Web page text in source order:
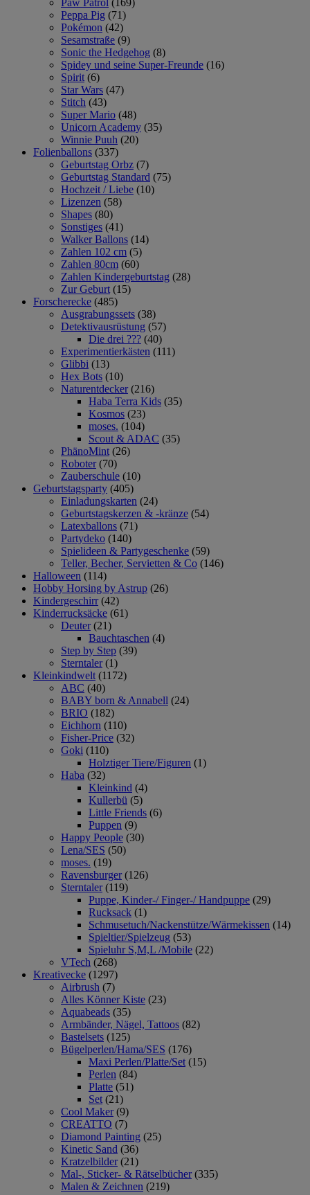
Peppa Pig (71)
Pokémon (42)
Sesamstraße (9)
Sonic the Hedgehog (8)
Spidey und seine Super-Freunde (16)
Spirit (6)
Star Wars (47)
Stitch (43)
Super Mario (48)
Unicorn Academy (35)
Winnie Puuh (20)
Folienballons (337)
Geburtstag Orbz (7)
Geburtstag Standard (75)
Hochzeit / Liebe (10)
Lizenzen (58)
Shapes (80)
Sonstiges (41)
Walker Ballons (14)
Zahlen 102 cm (5)
Zahlen 80cm (60)
Zahlen Kindergeburtstag (28)
Zur Geburt (15)
Forscherecke (485)
Ausgrabungssets (38)
Detektivausrüstung (57)
Die drei ??? (40)
Experimentierkästen (111)
Glibbi (13)
Hex Bots (10)
Naturentdecker (216)
Haba Terra Kids (35)
Kosmos (23)
moses. (104)
Scout & ADAC (35)
PhänoMint (26)
Roboter (70)
Zauberschule (10)
Geburtstagsparty (405)
Einladungskarten (24)
Geburtstagskerzen & -kränze (54)
Latexballons (71)
Partydeko (140)
Spielideen & Partygeschenke (59)
Teller, Becher, Servietten & Co (146)
Halloween (114)
Hobby Horsing by Astrup (26)
Kindergeschirr (42)
Kinderrucksäcke (61)
Deuter (21)
Bauchtaschen (4)
Step by Step (39)
Sterntaler (1)
Kleinkindwelt (1172)
ABC (40)
BABY born & Annabell (24)
BRIO (182)
Eichhorn (110)
Fisher-Price (32)
Goki (110)
Holztiger Tiere/Figuren (1)
Haba (32)
Kleinkind (4)
Kullerbü (5)
Little Friends (6)
Puppen (9)
Happy People (30)
Lena/SES (50)
moses. (19)
Ravensburger (126)
Sterntaler (119)
Puppe, Kinder-/ Finger-/ Handpuppe (29)
Rucksack (1)
Schmusetuch/Nackenstütze/Wärmekissen (14)
Spieltier/Spielzeug (53)
Spieluhr S,M,L /Mobile (22)
VTech (268)
Kreativecke (1297)
Airbrush (7)
Alles Könner Kiste (23)
Aquabeads (35)
Armbänder, Nägel, Tattoos (82)
Bastelsets (125)
Bügelperlen/Hama/SES (176)
Maxi Perlen/Platte/Set (15)
Perlen (84)
Platte (51)
Set (21)
Cool Maker (9)
CREATTO (7)
Diamond Painting (25)
Kinetic Sand (36)
Kratzelbilder (21)
Mal-, Sticker- & Rätselbücher (335)
Malen & Zeichnen (219)